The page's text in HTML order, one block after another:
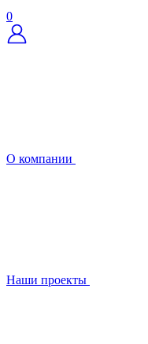
0
О компании
Наши проекты